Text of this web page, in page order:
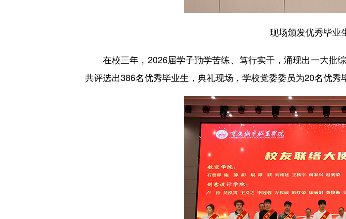
现场颁发优秀毕业
在校三年，2026届学子勤学苦练、笃行实干，涌现出一大批
共评选出386名优秀毕业生，典礼现场，学校党委委员为20名优秀